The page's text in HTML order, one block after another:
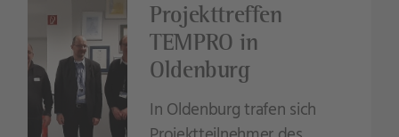
Projekttreffen
TEMPRO in
Oldenburg
In Oldenburg trafen sich